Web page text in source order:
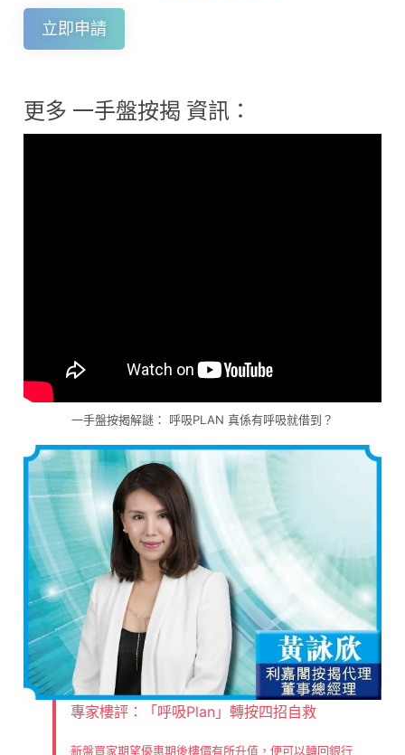
立即申請
更多 一手盤按揭 資訊：
一手盤按揭解謎： 呼吸PLAN 真係有呼吸就借到？
專家樓評：「呼吸Plan」轉按四招自救
新盤買家期望優惠期後樓價有所升值，便可以轉回銀行